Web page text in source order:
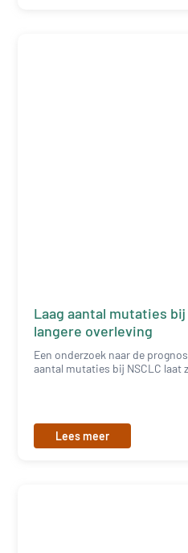
Laag aantal mutaties
langere overleving
Een onderzoek naar de
aantal mutaties bij NSCLC laat
Lees meer